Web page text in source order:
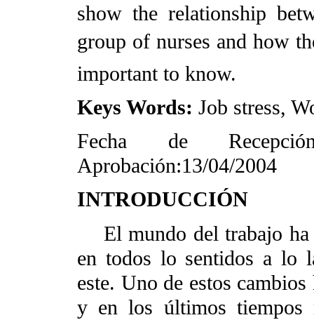
show the relationship
group of nurses and how
important to know.
Keys Words: Job stress,
Fecha de
Aprobación:13/04/2004
INTRODUCCIÓN
El mundo del trabajo ha
en todos lo sentidos a lo
este. Uno de estos
y en los últimos tiempos